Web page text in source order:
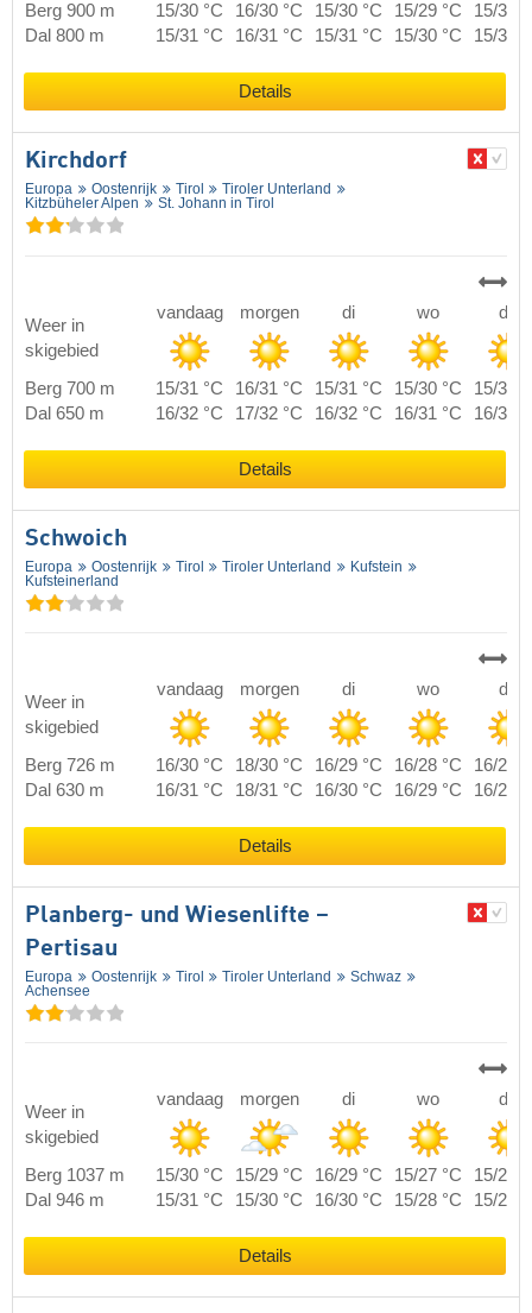
Berg 900 m 15/30 °C 16/30 °C 15/30 °C 15/29 °C
15/30
Dal 800 m
15/31 °C 16/31 °C 15/31 °C 15/30 °C 15/31
Details
Kirchdorf
Europa Oostenrijk Tirol
Tiroler Unterland
Kitzbüheler Alpen
St. Johann in Tirol
Weer in
skigebied
vandaag morgen di wo do
Berg 700 m 15/31 °C 16/31 °C 15/31 °C 15/30 °C
15/31
Dal 650 m
16/32 °C 17/32 °C 16/32 °C 16/31 °C 16/32
Details
Schwoich
Europa Oostenrijk Tirol Tiroler Unterland
Kufstein
Kufsteinerland
Weer in
skigebied
vandaag morgen di wo do
Berg 726 m 16/30 °C 18/30 °C 16/29 °C 16/28 °C
16/28
Dal 630 m
16/31 °C 18/31 °C 16/30 °C 16/29 °C 16/29
Details
Planberg- und Wiesenlifte –
Pertisau
Europa Oostenrijk Tirol Tiroler Unterland
Schwaz
Achensee
Weer in
skigebied
vandaag morgen di wo do
Berg 1037 m 15/30 °C 15/29 °C 16/29 °C 15/27 °C
15/28
Dal 946 m
15/31 °C 15/30 °C 16/30 °C 15/28 °C 15/29
Details